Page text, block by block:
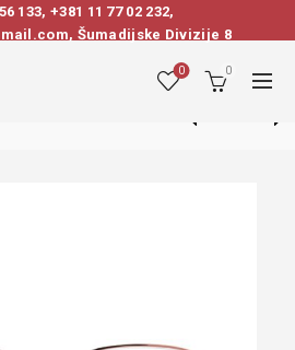
133, +381 11 77 02 232,
Šumadijske Divizije 8
0 0